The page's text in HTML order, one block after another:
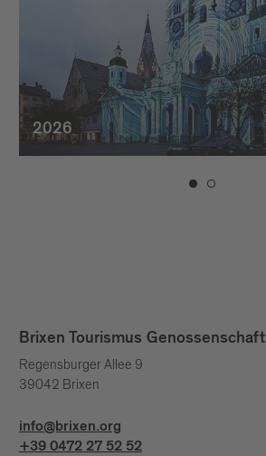
2026
Brixen Tourismus Genossenschaft
Regensburger Allee 9
39042 Brixen
info@brixen.org
+39 0472 27 52 52